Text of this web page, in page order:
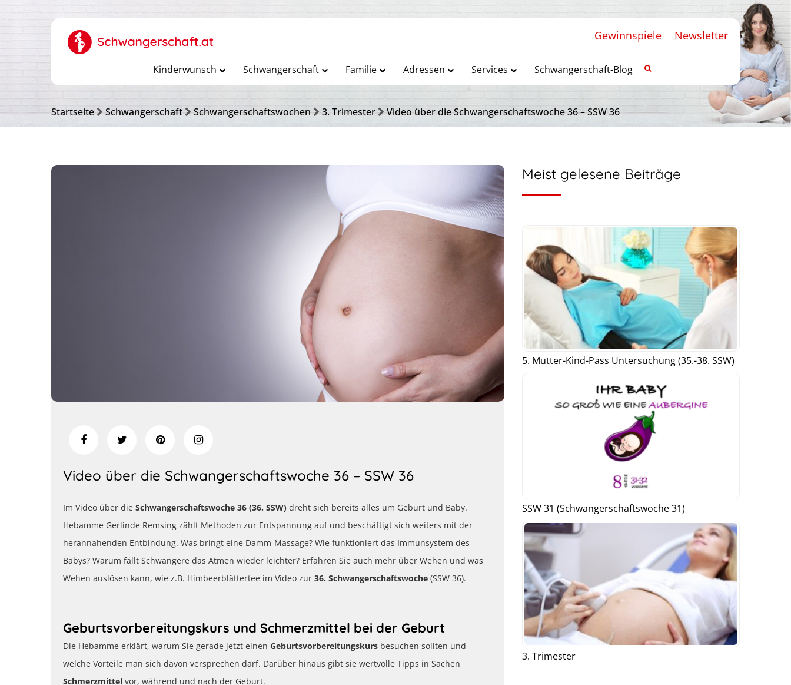
Gewinnspiele Newsletter
Kinderwunsch Schwangerschaft Familie Adressen Services Schwangerschaft-Blog
Startseite Schwangerschaft Schwangerschaftswochen 3. Trimester Video über die Schwangerschaftswoche 36 – SSW 36
Video über die Schwangerschaftswoche 36 – SSW 36
Im Video über die Schwangerschaftswoche 36 (36. SSW) dreht sich bereits alles um Geburt und Baby.
Hebamme Gerlinde Remsing zählt Methoden zur Entspannung auf und beschäftigt sich weiters mit der
herannahenden Entbindung. Was bringt eine Damm-Massage? Wie funktioniert das Immunsystem des
Babys? Warum fällt Schwangere das Atmen wieder leichter? Erfahren Sie auch mehr über Wehen und was
Wehen auslösen kann, wie z.B. Himbeerblättertee im Video zur 36. Schwangerschaftswoche (SSW 36).
Geburtsvorbereitungskurs und Schmerzmittel bei der Geburt
Die Hebamme erklärt, warum Sie gerade jetzt einen Geburtsvorbereitungskurs besuchen sollten und
welche Vorteile man sich davon versprechen darf. Darüber hinaus gibt sie wertvolle Tipps in Sachen
Schmerzmittel vor, während und nach der Geburt.
Meist gelesene Beiträge
5. Mutter-Kind-Pass Untersuchung (35.-38. SSW)
SSW 31 (Schwangerschaftswoche 31)
3. Trimester